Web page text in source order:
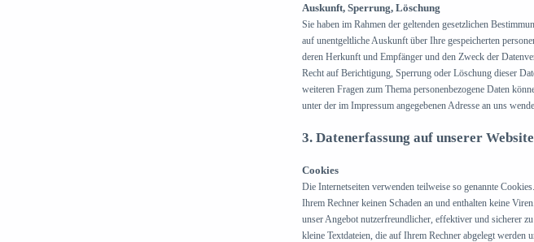
Auskunft, Sperrung, Löschung
Sie haben im Rahmen der geltenden gesetzlichen
auf unentgeltliche Auskunft über Ihre gespeicherten
deren Herkunft und Empfänger und den Zweck der
Recht auf Berichtigung, Sperrung oder Löschung dieser
weiteren Fragen zum Thema personenbezogene Daten
unter der im Impressum angegebenen Adresse an uns
3. Datenerfassung auf unserer Website
Cookies
Die Internetseiten verwenden teilweise so genannte
Ihrem Rechner keinen Schaden an und enthalten keine
unser Angebot nutzerfreundlicher, effektiver und sicherer
kleine Textdateien, die auf Ihrem Rechner abgelegt werden